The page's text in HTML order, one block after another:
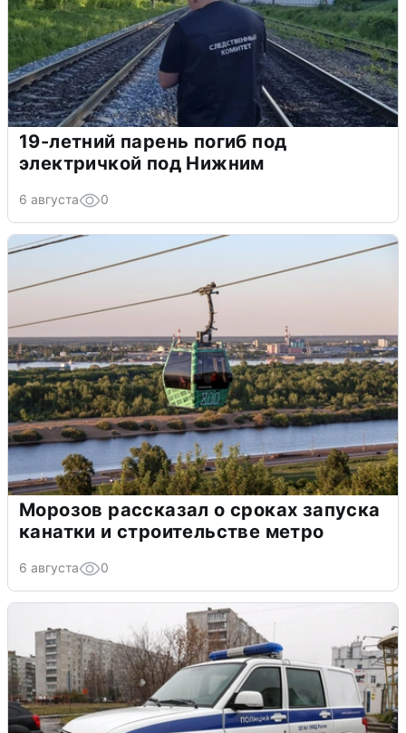
19-летний парень погиб под
электричкой под Нижним
6 августа 0
Морозов рассказал о сроках запуска
канатки и строительстве метро
6 августа 0